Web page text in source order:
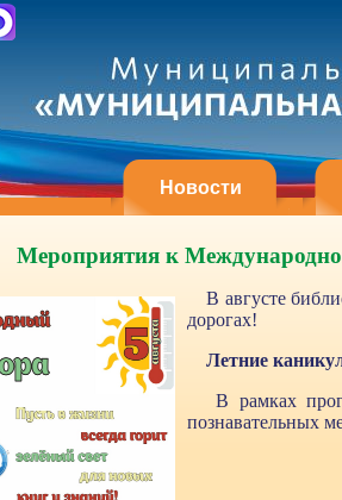
Новости
Мероприятия к
В августе
дорогах!
Летние
В рамках
познавательных